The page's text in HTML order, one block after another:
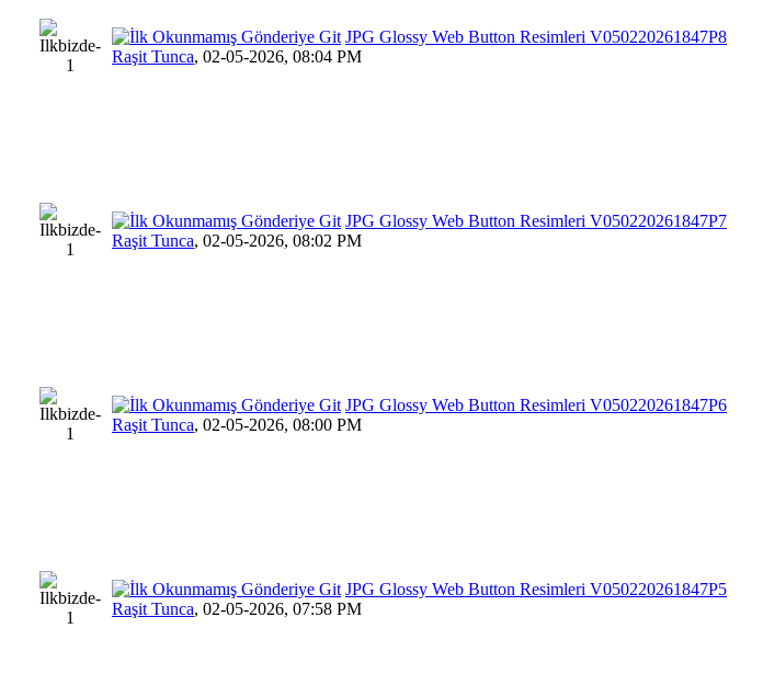
JPG Glossy Web Button Resimleri V050220261847P8
Raşit Tunca, 02-05-2026, 08:04 PM
JPG Glossy Web Button Resimleri V050220261847P7
Raşit Tunca, 02-05-2026, 08:02 PM
JPG Glossy Web Button Resimleri V050220261847P6
Raşit Tunca, 02-05-2026, 08:00 PM
JPG Glossy Web Button Resimleri V050220261847P5
Raşit Tunca, 02-05-2026, 07:58 PM